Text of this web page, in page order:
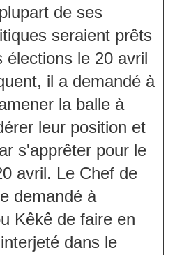
de ses
seraient prêts
élections le 20 avril
il a demandé à
la balle à
leur position et
s'apprêter pour le
avril. Le Chef de
demandé à
Kêkê de faire en
dans le